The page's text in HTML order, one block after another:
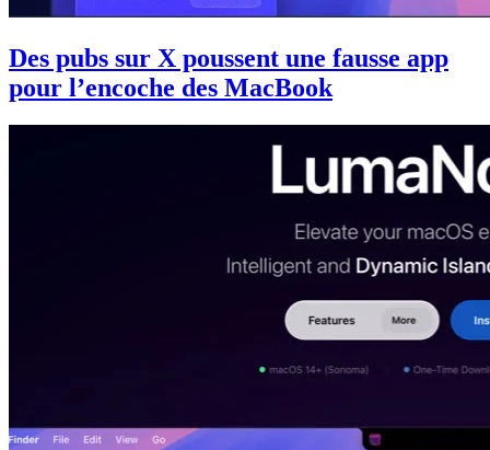
Des pubs sur X poussent une fausse app
pour l’encoche des MacBook